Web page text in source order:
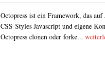
Octopress ist ein Framework, das
CSS-Styles Javascript und eigene
Octopress clonen oder forke...